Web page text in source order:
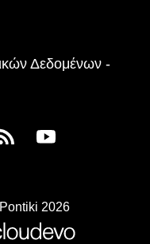
Δεδομένων -
2026